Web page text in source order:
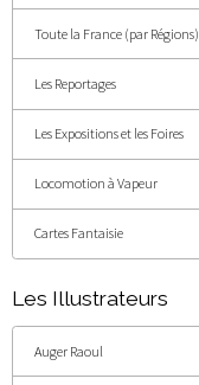
Toute la France (par Régions)
Les Reportages
Les Expositions et les Foires
Locomotion à Vapeur
Cartes Fantaisie
Les Illustrateurs
Auger Raoul